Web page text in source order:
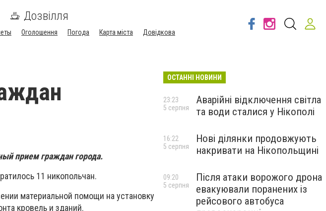
Дозвілля
Оголошення Погода Карта міста Довідкова
прием граждан города.
11 никопольчан.
материальной помощи на установку
кровель и зданий.
ОСТАННІ НОВИНИ
Аварійні відключення світла
та води сталися у Нікополі
23:23
5 серпня
Нові ділянки продовжують
накривати на Нікопольщині
16:22
5 серпня
Після атаки ворожого дрона
евакуювали поранених із
рейсового автобуса
09:20
5 серпня